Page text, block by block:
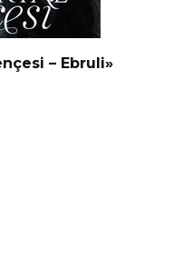
– Ebruli»